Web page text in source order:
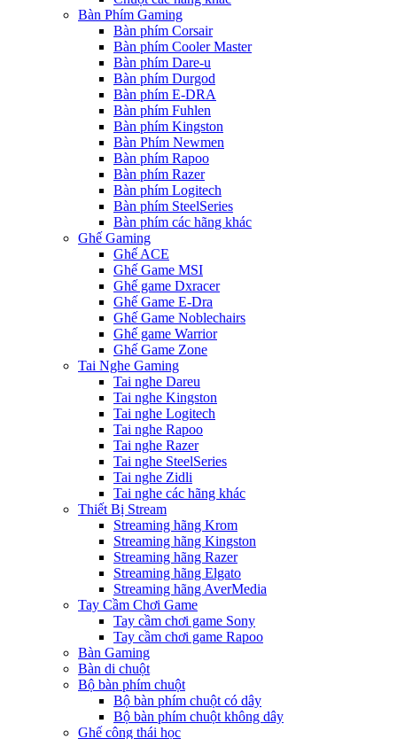
Bàn Phím Gaming
Bàn phím Corsair
Bàn phím Cooler Master
Bàn phím Dare-u
Bàn phím Durgod
Bàn phím E-DRA
Bàn phím Fuhlen
Bàn phím Kingston
Bàn Phím Newmen
Bàn phím Rapoo
Bàn phím Razer
Bàn phím Logitech
Bàn phím SteelSeries
Bàn phím các hãng khác
Ghế Gaming
Ghế ACE
Ghế Game MSI
Ghế game Dxracer
Ghế Game E-Dra
Ghế Game Noblechairs
Ghế game Warrior
Ghế Game Zone
Tai Nghe Gaming
Tai nghe Dareu
Tai nghe Kingston
Tai nghe Logitech
Tai nghe Rapoo
Tai nghe Razer
Tai nghe SteelSeries
Tai nghe Zidli
Tai nghe các hãng khác
Thiết Bị Stream
Streaming hãng Krom
Streaming hãng Kingston
Streaming hãng Razer
Streaming hãng Elgato
Streaming hãng AverMedia
Tay Cầm Chơi Game
Tay cầm chơi game Sony
Tay cầm chơi game Rapoo
Bàn Gaming
Bàn di chuột
Bộ bàn phím chuột
Bộ bàn phím chuột có dây
Bộ bàn phím chuột không dây
Ghế công thái học